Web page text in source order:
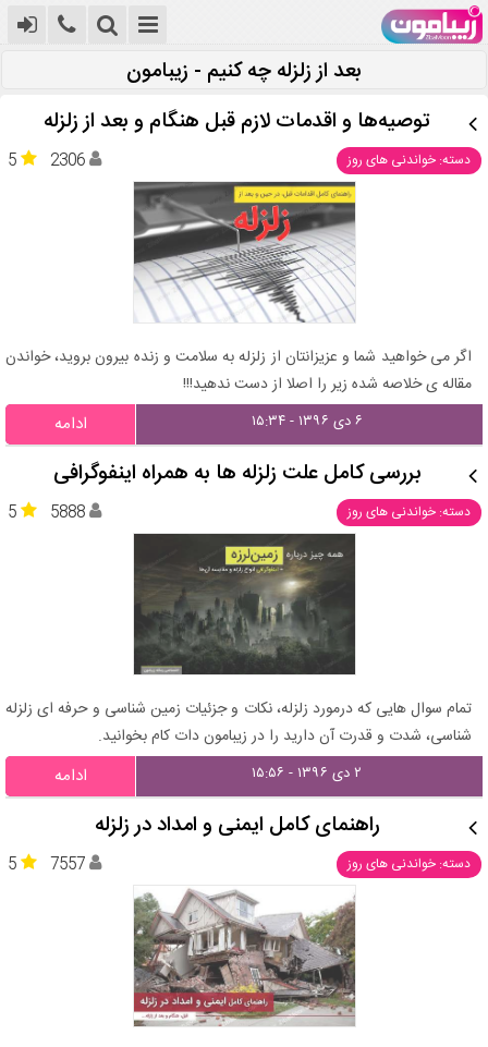
بعد از زلزله چه کنیم - زیبامون
توصیه‌ها و اقدمات لازم قبل هنگام و بعد از زلزله
دسته: خواندنی های روز 5 2306
اگر می خواهید شما و عزیزانتان از زلزله به سلامت و زنده بیرون بروید، خواندن
مقاله ی خلاصه شده زیر را اصلا از دست ندهید!!!
۶ دی ۱۳۹۶ - ۱۵:۳۴ ادامه
بررسی کامل علت زلزله ها به همراه اینفوگرافی
دسته: خواندنی های روز 5 5888
تمام سوال هایی که درمورد زلزله، نکات و جزئیات زمین شناسی و حرفه ای زلزله
شناسی، شدت و قدرت آن دارید را در زیبامون دات کام بخوانید.
۲ دی ۱۳۹۶ - ۱۵:۵۶ ادامه
راهنمای کامل ایمنی و امداد در زلزله
دسته: خواندنی های روز 5 7557